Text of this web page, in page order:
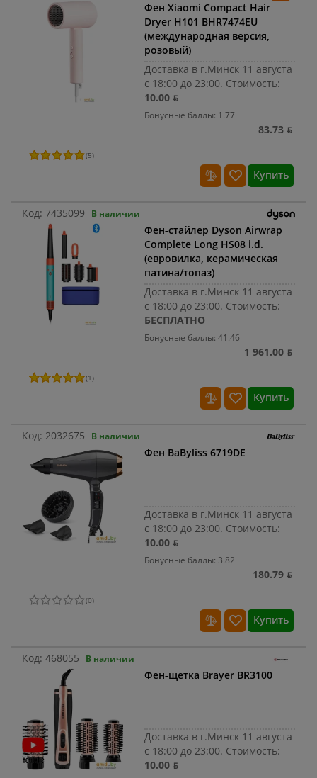
Фен Xiaomi Compact Hair
Dryer H101 BHR7474EU
(международная версия,
розовый)
Доставка в г.Минск 11 августа
с 18:00 до 23:00. Стоимость:
10.00 ƃ
Бонусные баллы: 1.77
83.73 ƃ
(5)
Купить
Код: 7435099 В наличии
Фен-стайлер Dyson Airwrap
Complete Long HS08 i.d.
(евровилка, керамическая
патина/топаз)
Доставка в г.Минск 11 августа
с 18:00 до 23:00. Стоимость:
БЕСПЛАТНО
Бонусные баллы: 41.46
1 961.00 ƃ
(1)
Купить
Код: 2032675 В наличии
Фен BaByliss 6719DE
Доставка в г.Минск 11 августа
с 18:00 до 23:00. Стоимость:
10.00 ƃ
Бонусные баллы: 3.82
180.79 ƃ
(0)
Купить
Код: 468055 В наличии
Фен-щетка Brayer BR3100
Доставка в г.Минск 11 августа
с 18:00 до 23:00. Стоимость:
10.00 ƃ